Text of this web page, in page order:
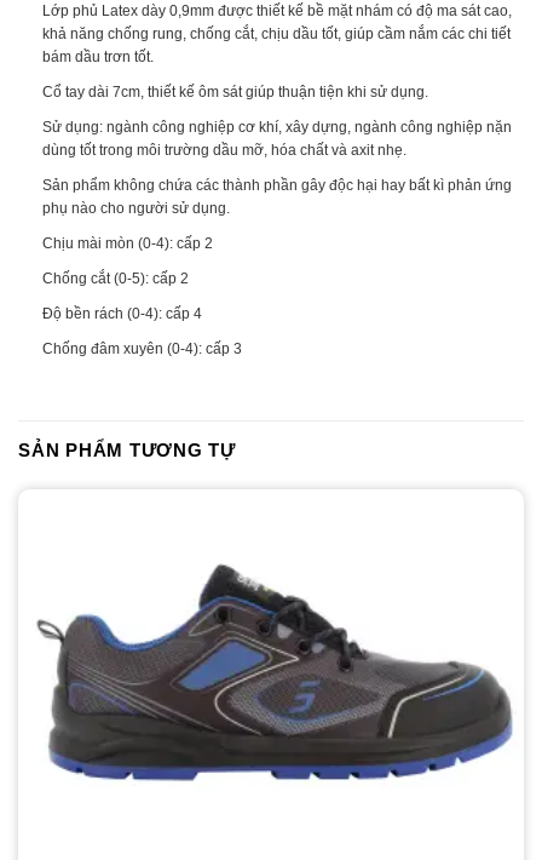
Lớp phủ Latex dày 0,9mm được thiết kế bề mặt nhám có độ ma sát cao,
khả năng chống rung, chống cắt, chịu dầu tốt, giúp cầm nắm các chi tiết
bám dầu trơn tốt.
Cổ tay dài 7cm, thiết kế ôm sát giúp thuận tiện khi sử dụng.
Sử dụng: ngành công nghiệp cơ khí, xây dựng, ngành công nghiệp nặn
dùng tốt trong môi trường dầu mỡ, hóa chất và axit nhẹ.
Sản phẩm không chứa các thành phần gây độc hại hay bất kì phản ứng
phụ nào cho người sử dụng.
Chịu mài mòn (0-4): cấp 2
Chống cắt (0-5): cấp 2
Độ bền rách (0-4): cấp 4
Chống đâm xuyên (0-4): cấp 3
SẢN PHẨM TƯƠNG TỰ